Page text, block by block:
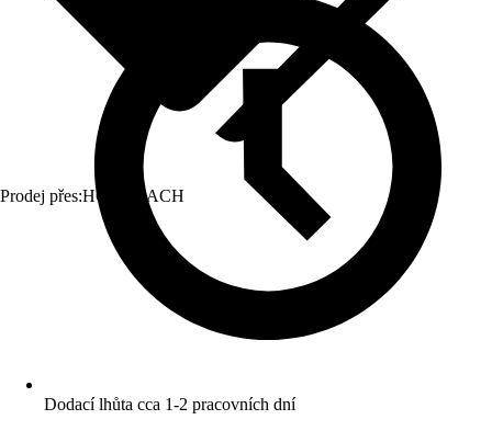
Prodej přes:HORNBACH
Dodací lhůta cca 1-2 pracovních dní